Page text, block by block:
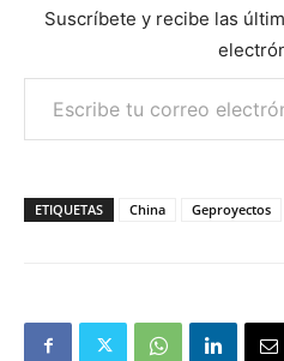
Suscríbete y recibe las
Escribe tu correo electrónico…
ETIQUETAS China Geproyectos